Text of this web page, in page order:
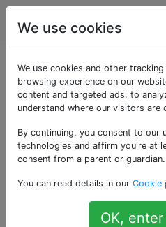
Android
Explication
canonique
cryptage
Android
We use cookies
We use cookies and other
browsing experience on our
content and targeted ads, to
understand where our visitors are
By continuing, you consent to our
technologies and affirm you're at
consent from a parent or guardian.
You can read details in our Cookie
OK,